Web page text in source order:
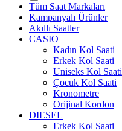
Tüm Saat Markaları
Kampanyalı Ürünler
Akıllı Saatler
CASIO
Kadın Kol Saati
Erkek Kol Saati
Uniseks Kol Saati
Çocuk Kol Saati
Kronometre
Orijinal Kordon
DIESEL
Erkek Kol Saati